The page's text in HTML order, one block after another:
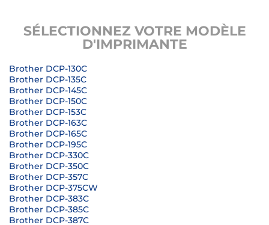
SÉLECTIONNEZ VOTRE MODÈLE
D'IMPRIMANTE
Brother DCP-130C
Brother DCP-135C
Brother DCP-145C
Brother DCP-150C
Brother DCP-153C
Brother DCP-163C
Brother DCP-165C
Brother DCP-195C
Brother DCP-330C
Brother DCP-350C
Brother DCP-357C
Brother DCP-375CW
Brother DCP-383C
Brother DCP-385C
Brother DCP-387C